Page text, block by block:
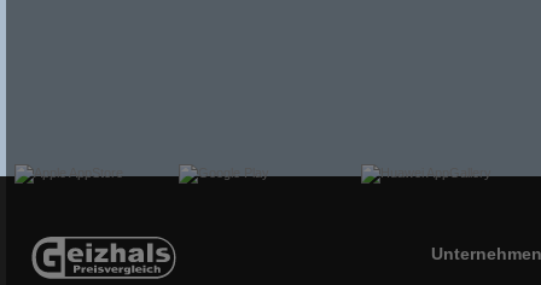
Unternehmen